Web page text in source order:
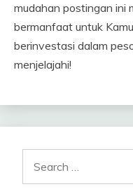
mudahan postingan ini
bermanfaat untuk
berinvestasi dalam
menjelajahi!
for: